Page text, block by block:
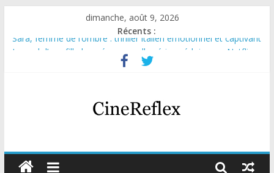
dimanche, août 9, 2026
Récents :
Sara, femme de l’ombre : thriller italien émotionnel et captivant
Journal d’une fille larguée : nouvelle série suédoise sur Netflix
Aema : mini-série sur le tournage d’un film érotique devenu
Olympo, saison 1 : nouvelle série qui séduira les fans de